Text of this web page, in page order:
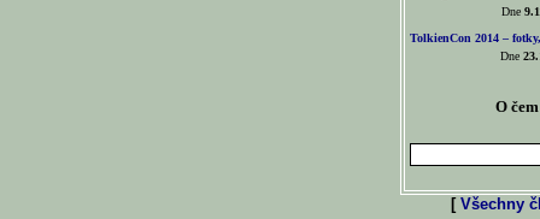
Dne
TolkienCon 2014 –
Dne
O
[ Všechny